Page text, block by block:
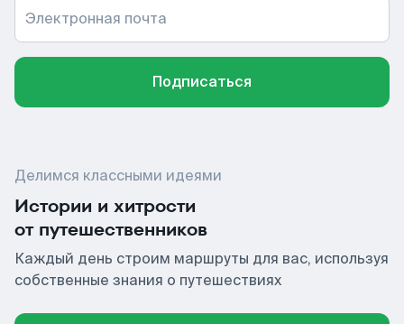
Электронная почта
Подписаться
Делимся классными идеями
Истории и хитрости
от путешественников
Каждый день строим маршруты для вас, используя
собственные знания о путешествиях